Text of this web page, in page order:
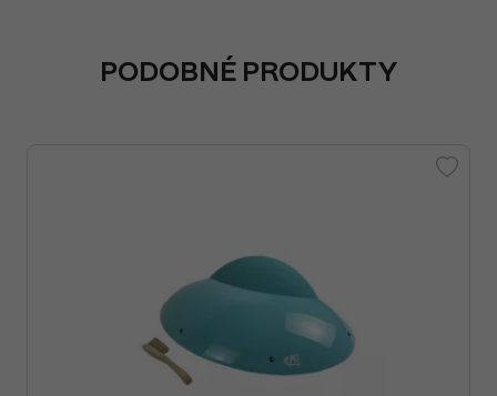
PODOBNÉ PRODUKTY